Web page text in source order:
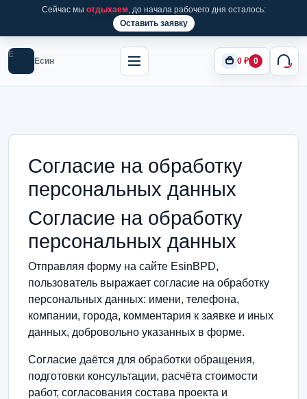
Сейчас мы отдыхаем, до начала рабочего дня осталось:
Оставить заявку
Е
Есин 0 ₽ 0
Согласие на обработку
персональных данных
Согласие на обработку
персональных данных
Отправляя форму на сайте EsinBPD,
пользователь выражает согласие на обработку
персональных данных: имени, телефона,
компании, города, комментария к заявке и иных
данных, добровольно указанных в форме.
Согласие даётся для обработки обращения,
подготовки консультации, расчёта стоимости
работ, согласования состава проекта и